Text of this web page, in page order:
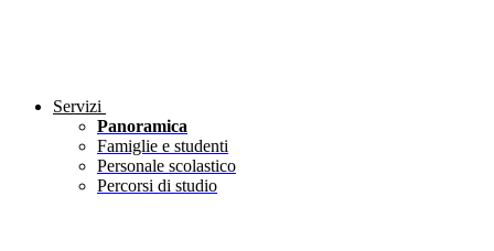
Servizi
Panoramica
Famiglie e studenti
Personale scolastico
Percorsi di studio